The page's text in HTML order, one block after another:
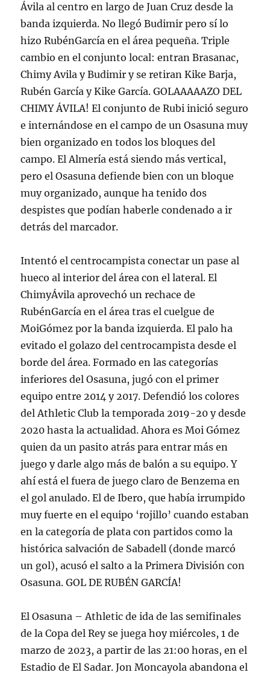
Ávila al centro en largo de Juan Cruz desde la
banda izquierda. No llegó Budimir pero sí lo
hizo RubénGarcía en el área pequeña. Triple
cambio en el conjunto local: entran Brasanac,
Chimy Avila y Budimir y se retiran Kike Barja,
Rubén García y Kike García. GOLAAAAAZO DEL
CHIMY ÁVILA! El conjunto de Rubi inició seguro
e internándose en el campo de un Osasuna muy
bien organizado en todos los bloques del
campo. El Almería está siendo más vertical,
pero el Osasuna defiende bien con un bloque
muy organizado, aunque ha tenido dos
despistes que podían haberle condenado a ir
detrás del marcador.
Intentó el centrocampista conectar un pase al
hueco al interior del área con el lateral. El
ChimyÁvila aprovechó un rechace de
RubénGarcía en el área tras el cuelgue de
MoiGómez por la banda izquierda. El palo ha
evitado el golazo del centrocampista desde el
borde del área. Formado en las categorías
inferiores del Osasuna, jugó con el primer
equipo entre 2014 y 2017. Defendió los colores
del Athletic Club la temporada 2019-20 y desde
2020 hasta la actualidad. Ahora es Moi Gómez
quien da un pasito atrás para entrar más en
juego y darle algo más de balón a su equipo. Y
ahí está el fuera de juego claro de Benzema en
el gol anulado. El de Ibero, que había irrumpido
muy fuerte en el equipo ‘rojillo’ cuando estaban
en la categoría de plata con partidos como la
histórica salvación de Sabadell (donde marcó
un gol), acusó el salto a la Primera División con
Osasuna. GOL DE RUBÉN GARCÍA!
El Osasuna – Athletic de ida de las semifinales
de la Copa del Rey se juega hoy miércoles, 1 de
marzo de 2023, a partir de las 21:00 horas, en el
Estadio de El Sadar. Jon Moncayola abandona el